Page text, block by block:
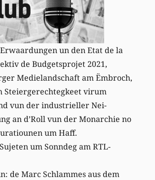
un den Etat de la
de Budgetsprojet 2021,
Medielandschaft am Ëmbroch,
Steiergerechtegkeet virum
vun der industrieller Nei-
an d’Roll vun der Monarchie no
um Haff.
um Sonndeg am RTL-
de Marc Schlammes aus dem